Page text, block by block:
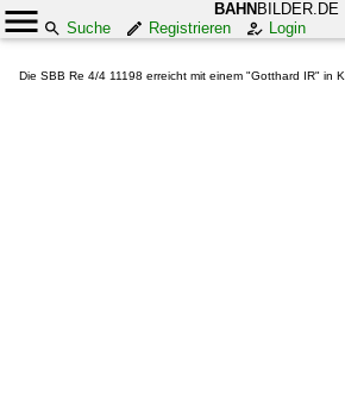
BAHN BILDER.DE
Suche
Registrieren Login
Die SBB Re 4/4 11198 erreicht mit einem "Gotthard IR" in